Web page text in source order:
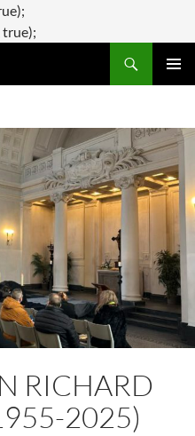
true);
RICHARD
2025)